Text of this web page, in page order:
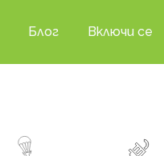
Блог Включи се